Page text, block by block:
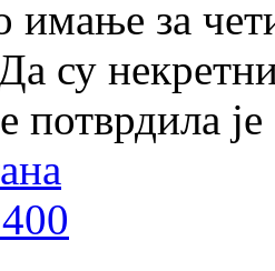
имање за
су
потврдила